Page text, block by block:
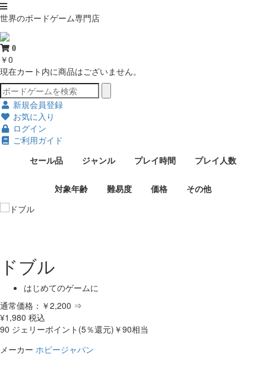
世界のボードゲーム専門店
0
￥0
現在カート内に商品はございません。
新規会員登録
お気に入り
ログイン
ご利用ガイド
セール品
ジャンル プレイ時間 プレイ人数
対象年齢 難易度 価格 その他
ドブル
はじめてのゲームに
通常価格： ￥2,200 ⇒
¥1,980 税込
90 ジェリーポイント(5％還元) ￥90相当
メーカー ホビージャパン